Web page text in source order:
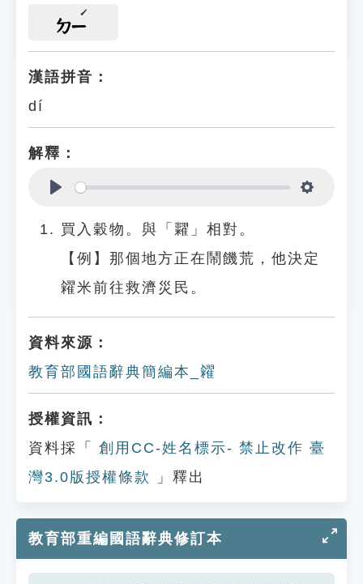
ㄉㄧ
漢語拼音：
dí
解釋：
買入穀物。與「糶」相對。
【例】那個地方正在鬧饑荒，他決定
糴米前往救濟災民。
資料來源：
教育部國語辭典簡編本_糴
授權資訊：
資料採「
創用CC-姓名標示- 禁止改作 臺
灣3.0版授權條款
」釋出
教育部重編國語辭典修訂本